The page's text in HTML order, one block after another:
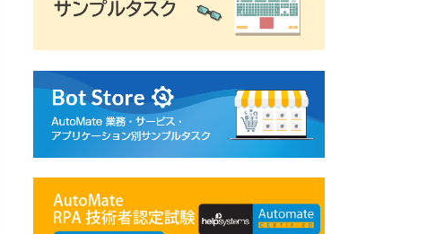
"chrome" />